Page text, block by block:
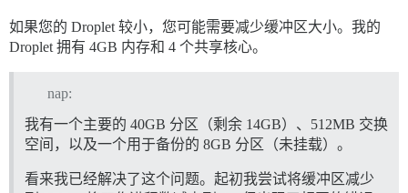
如果您的 Droplet 较小，您可能需要减少缓冲区大小。我的
Droplet 拥有 4GB 内存和 4 个共享核心。
nap:
我有一个主要的 40GB 分区（剩余 14GB）、512MB 交换
空间，以及一个用于备份的 8GB 分区（未挂载）。
看来我已经解决了这个问题。起初我尝试将缓冲区减少